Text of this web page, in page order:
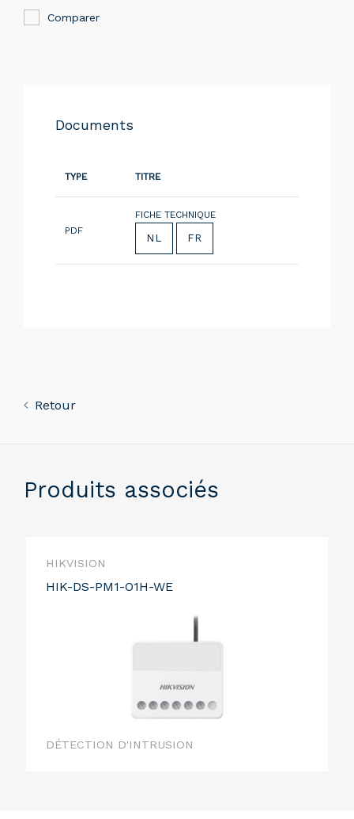
Comparer
Documents
TYPE TITRE
PDF
FICHE TECHNIQUE
NL FR
Retour
Produits associés
HIKVISION
HIK-DS-PM1-O1H-WE
DÉTECTION D'INTRUSION